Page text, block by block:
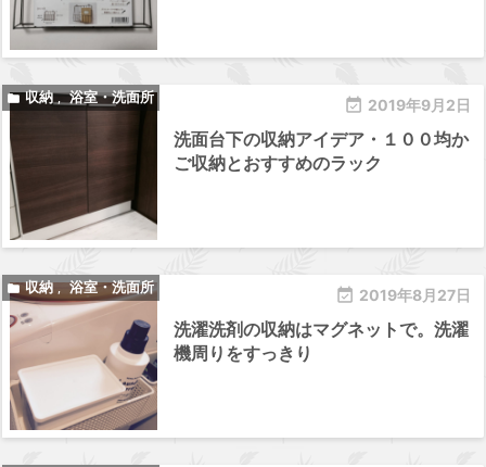
 2019年9月2日
 収納 , 浴室・洗面所
洗面台下の収納アイデア・１００均か
ご収納とおすすめのラック
 2019年8月27日
 収納 浴室・洗面所
洗濯洗剤の収納はマグネットで。洗濯
機周りをすっきり